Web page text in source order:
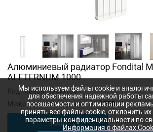
Алюминиевый радиатор Fondital
ALETERNUM 1000
Код товара:30M0100
Межосевое расстояние, мм:1000
1000
Мы используем файлы cookie и
для обеспечения надежной работы
посещаемости и оптимизации
принять все файлы cookie, отклонить
параметры конфиденциальности по
Информация о файлах